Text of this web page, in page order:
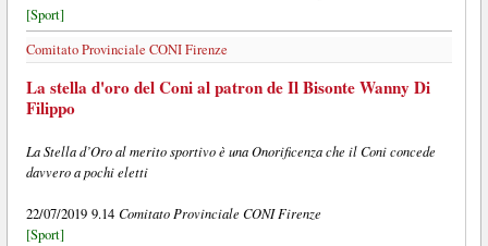
[Sport]
Comitato Provinciale CONI Firenze
La stella d'oro del Coni al patron de Il Bisonte Wanny Di
Filippo
La Stella d’Oro al merito sportivo è una Onorificenza che il Coni concede
davvero a pochi eletti
22/07/2019 9.14 Comitato Provinciale CONI Firenze
[Sport]